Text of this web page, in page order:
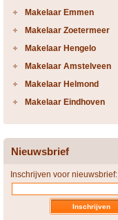
Makelaar Emmen
Makelaar Zoetermeer
Makelaar Hengelo
Makelaar Amstelveen
Makelaar Helmond
Makelaar Eindhoven
Nieuwsbrief
Inschrijven voor nieuwsbrief: